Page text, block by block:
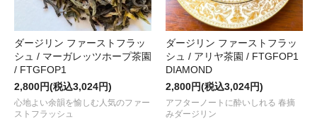
2025年もよろしくお願いいたします。皆さまにとって 健やかで幸
“新春吉例！ＧＭＴ紅茶の福袋 2025”好評販売中です。
ＷＥＢショップのすべての商品は、1月8日 (水) 以降受付順に発送
2024.12.25
お待たせしました！人気の国産紅茶“果の香(かのか) ～春摘み～”
2024.12.21
まろやかな熟果香を感じる
“ネパール / ジュン チヤバリ茶園 / ヒ
ダージリン ファーストフラッ
シュ / マーガレッツホープ茶園
/ FTGFOP1
2,800円(税込3,024円)
心地よい余韻を愉しむ人気のファー
ストフラッシュ
ダージリン ファーストフラッ
シュ / アリヤ茶園 / FTGFOP1
DIAMOND
2,800円(税込3,024円)
アフターノートに酔いしれる 春摘
みダージリン